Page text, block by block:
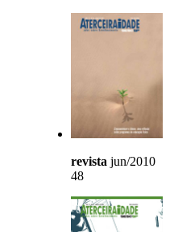
revista jun/2010
48